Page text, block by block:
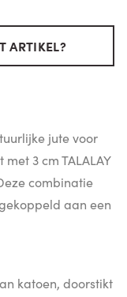
ARTIKEL?
jute voor
3 cm TALALAY
combinatie
aan een
katoen, doorstikt